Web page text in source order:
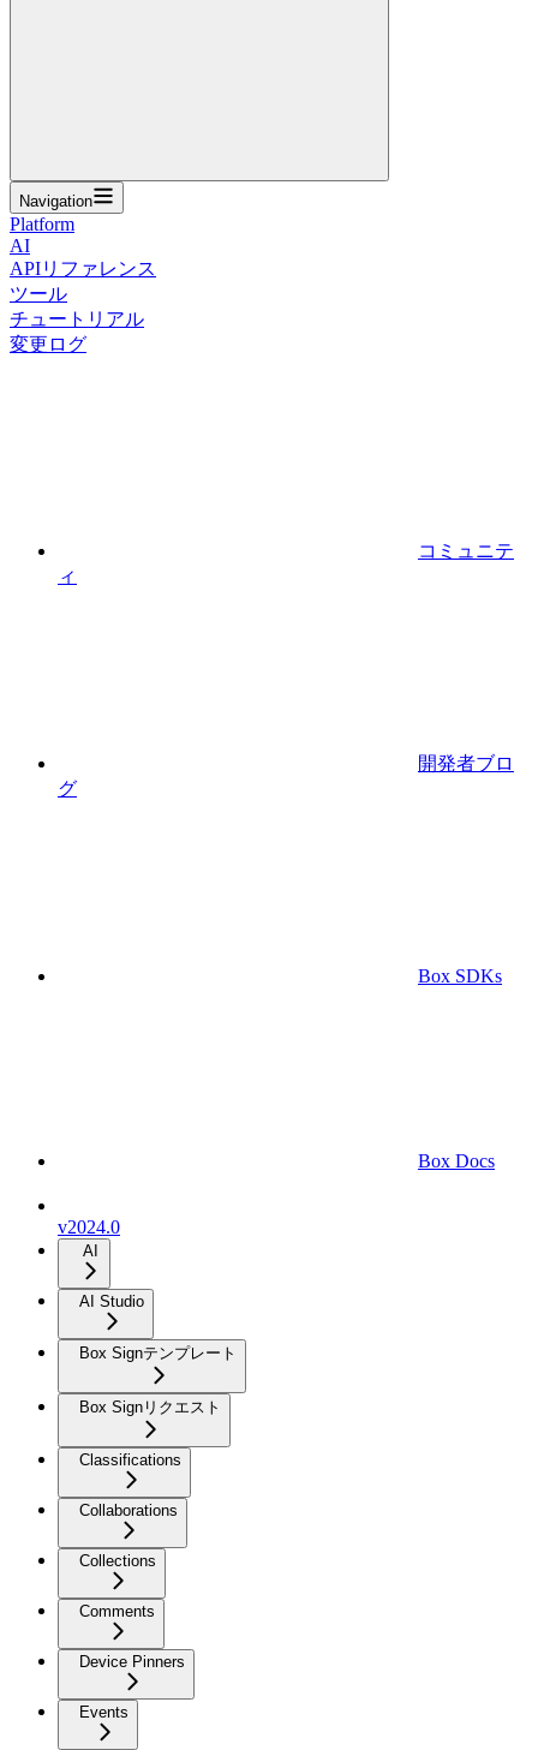
Navigation
Platform
AI
APIリファレンス
ツール
チュートリアル
変更ログ
コミュニテ
ィ
開発者ブロ
グ
Box SDKs
Box Docs
v2024.0
AI
AI Studio
Box Signテンプレート
Box Signリクエスト
Classifications
Collaborations
Collections
Comments
Device Pinners
Events